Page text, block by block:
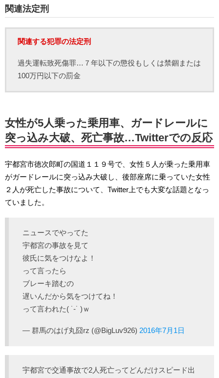
関連法定刑
関連する犯罪の法定刑
過失運転致死傷罪…７年以下の懲役もしくは禁錮または
100万円以下の罰金
女性が5人乗った乗用車、ガードレールに
突っ込み大破、死亡事故…Twitterでの反応
宇都宮市徳次郎町の国道１１９号で、女性５人が乗った乗用車
がガードレールに突っ込み大破し、後部座席に乗っていた女性
２人が死亡した事故について、Twitter上でも大変な話題となっ
ていました。
ニュースでやってた
宇都宮の事故を見て
彼氏に気をつけなよ！
って言ったら
ブレーキ踏むの
遅いんだから気をつけてね！
って言われた( ˙-˙ )ｗ
— 群馬のはげ丸囧rz (@BigLuv926) 2016年7月1日
宇都宮で交通事故で2人死亡ってどんだけスピード出